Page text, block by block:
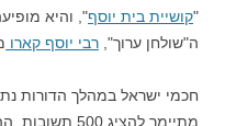
"קושיית בית יוסף", והיא
ה"שולחן ערוך", רבי יוסף קארו
חכמי ישראל במהלך הדורות
מתיימר להציג